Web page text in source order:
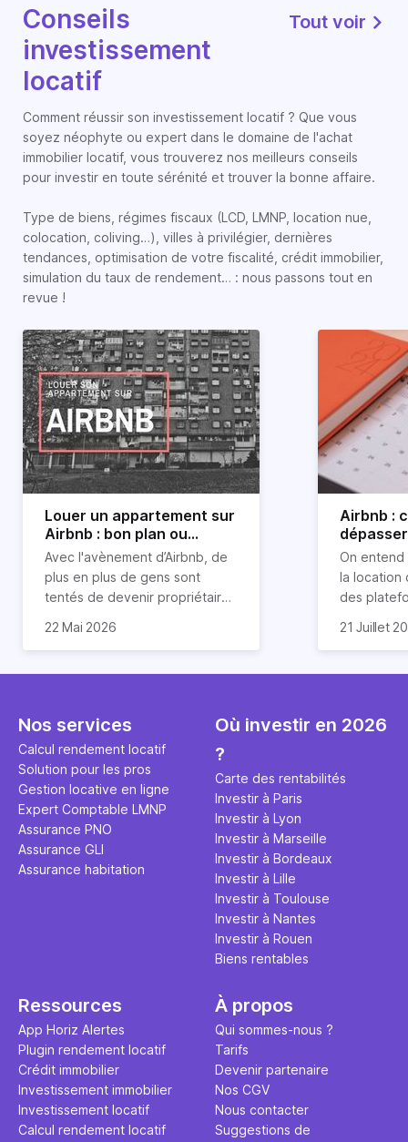
Conseils
investissement
locatif
Tout voir
Comment réussir son investissement locatif ? Que vous
soyez néophyte ou expert dans le domaine de l'achat
immobilier locatif, vous trouverez nos meilleurs conseils
pour investir en toute sérénité et trouver la bonne affaire.
Type de biens, régimes fiscaux (LCD, LMNP, location nue,
colocation, coliving…), villes à privilégier, dernières
tendances, optimisation de votre fiscalité, crédit immobilier,
simulation du taux de rendement… : nous passons tout en
revue !
Louer un appartement sur
Airbnb : bon plan ou
mauvaise idée
Avec l'avènement d’Airbnb, de
plus en plus de gens sont
tentés de devenir propriétaires
par la suite. On compte environ
Paris qui sont des meublés
Louer en airbnb, est-ce
prévoir ? Les différentes
conditions à remplir ?
22 Mai 2026
Airbnb :
jours ?
On entend
la location
des
quasi
cou aux
Je vais
bien
ou encore
maximiser
21 Juillet
Nos services
Calcul rendement locatif
Solution pour les pros
Gestion locative en ligne
Expert Comptable LMNP
Assurance PNO
Assurance GLI
Assurance habitation
Où investir en 2026
?
Carte des rentabilités
Investir à Paris
Investir à Lyon
Investir à Marseille
Investir à Bordeaux
Investir à Lille
Investir à Toulouse
Investir à Nantes
Investir à Rouen
Biens rentables
Ressources
App Horiz Alertes
Plugin rendement locatif
Crédit immobilier
Investissement immobilier
Investissement locatif
Calcul rendement locatif
À propos
Qui sommes-nous ?
Tarifs
Devenir partenaire
Nos CGV
Nous contacter
Suggestions de